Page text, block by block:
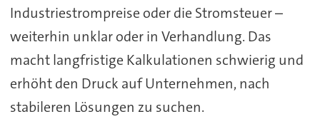
Industriestrompreise oder die Stromsteuer –
weiterhin unklar oder in Verhandlung. Das
macht langfristige Kalkulationen schwierig und
erhöht den Druck auf Unternehmen, nach
stabileren Lösungen zu suchen.